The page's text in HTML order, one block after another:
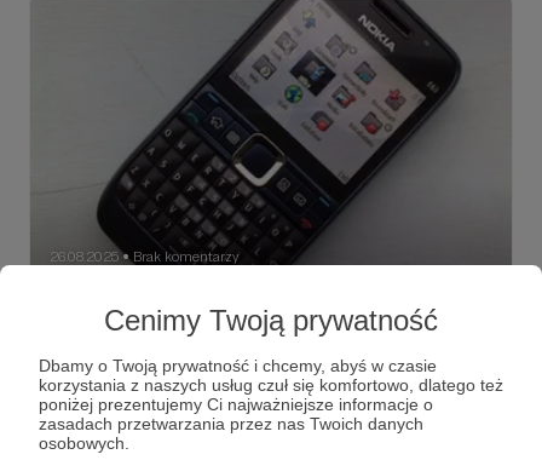
Cenimy Twoją prywatność
Dbamy o Twoją prywatność i chcemy, abyś w czasie
korzystania z naszych usług czuł się komfortowo, dlatego też
poniżej prezentujemy Ci najważniejsze informacje o
zasadach przetwarzania przez nas Twoich danych
osobowych.
26.08.2025 ● Brak komentarzy
DZIENNIKI LONDYŃSKIE: CHĘĆ
PRZYNALEŻENIA.
"(...) Miałem kiedyś taką Nokie z qwerty klawiaturą, która
wyglądała jak Blackberry, którego bardzo pragnąłem, bo
miał go ktoś w "Sex and the City", ale ta marka była jakoś
kosmicznie droga. Natomiast ta Nokia, chyba model E63,
to był telefon mojego życia. Przyjechałem z nią do
Bartek Fetysz